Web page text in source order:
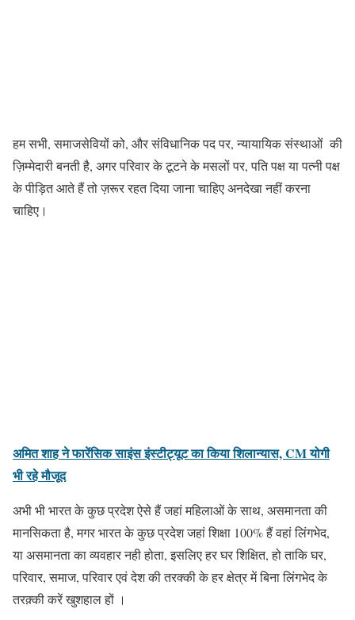
हम सभी, समाजसेवियों को, और संविधानिक पद पर, न्यायायिक संस्थाओं की
ज़िम्मेदारी बनती है, अगर परिवार के टूटने के मसलों पर, पति पक्ष या पत्नी पक्ष
के पीड़ित आते हैं तो ज़रूर रहत दिया जाना चाहिए अनदेखा नहीं करना
चाहिए।
अमित शाह ने फारेंसिक साइंस इंस्टीट्यूट का किया शिलान्यास, CM योगी
भी रहे मौजूद
अभी भी भारत के कुछ प्रदेश ऐसे हैं जहां महिलाओं के साथ, असमानता की
मानसिकता है, मगर भारत के कुछ प्रदेश जहां शिक्षा 100% हैं वहां लिंगभेद,
या असमानता का व्यवहार नही होता, इसलिए हर घर शिक्षित, हो ताकि घर,
परिवार, समाज, परिवार एवं देश की तरक्की के हर क्षेत्र में बिना लिंगभेद के
तरक़्की करें खुशहाल हों ।